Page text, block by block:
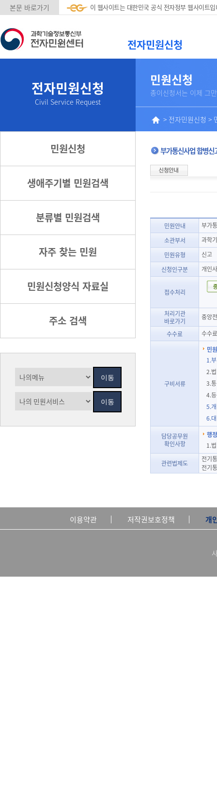
본문 바로가기 이 웹사이트는 대한민국 공식 전자정부 웹사이트
전자민원신청
전자민원신청
Civil Service Request
민원신청
생애주기별 민원검색
분류별 민원검색
자주 찾는 민원
민원신청양식 자료실
주소 검색
민원신청
종이신청서는 이제 그
> 전자민원신청 >
부가통신사업 합병신
민원안내
부가
소관부서
과학
민원유형
신고
신청인구분
개인
접수처리
처리기관
바로가기
중앙
수수료 수수
구비서류
민
1.
2.
3.
4.
5.
6.
담당공무원
확인사항
행
1.
관련법제도
전기
전기
이용약관 저작권보호정책 개